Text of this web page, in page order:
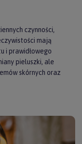
czynności,
mają
i prawidłowego
pieluszki, ale
skórnych oraz